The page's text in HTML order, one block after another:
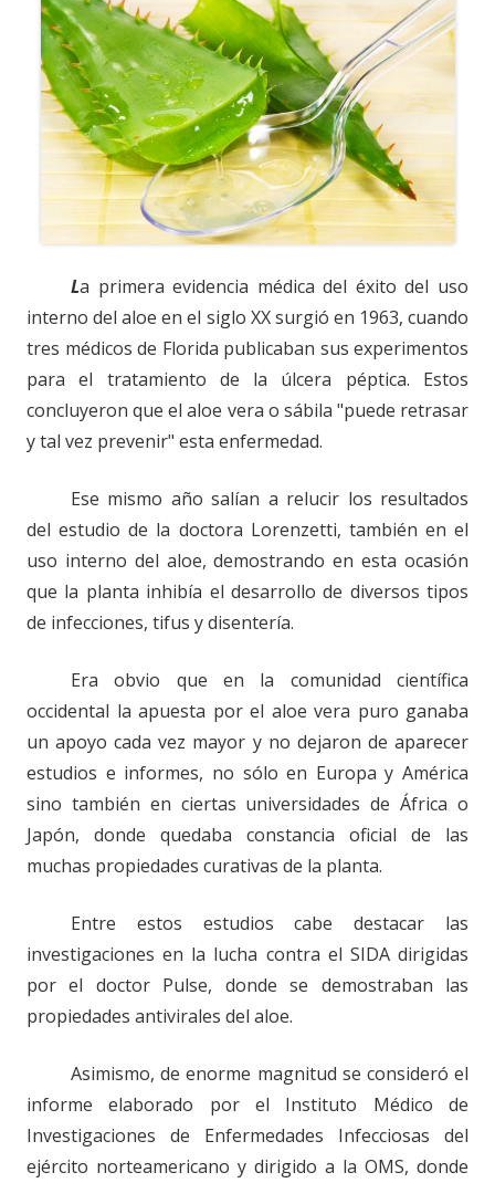
La primera evidencia médica del éxito del uso
interno del aloe en el siglo XX surgió en 1963, cuando
tres médicos de Florida publicaban sus experimentos
para el tratamiento de la úlcera péptica. Estos
concluyeron que el aloe vera o sábila "puede retrasar
y tal vez prevenir" esta enfermedad.
Ese mismo año salían a relucir los resultados
del estudio de la doctora Lorenzetti, también en el
uso interno del aloe, demostrando en esta ocasión
que la planta inhibía el desarrollo de diversos tipos
de infecciones, tifus y disentería.
Era obvio que en la comunidad científica
occidental la apuesta por el aloe vera puro ganaba
un apoyo cada vez mayor y no dejaron de aparecer
estudios e informes, no sólo en Europa y América
sino también en ciertas universidades de África o
Japón, donde quedaba constancia oficial de las
muchas propiedades curativas de la planta.
Entre estos estudios cabe destacar las
investigaciones en la lucha contra el SIDA dirigidas
por el doctor Pulse, donde se demostraban las
propiedades antivirales del aloe.
Asimismo, de enorme magnitud se consideró el
informe elaborado por el Instituto Médico de
Investigaciones de Enfermedades Infecciosas del
ejército norteamericano y dirigido a la OMS, donde